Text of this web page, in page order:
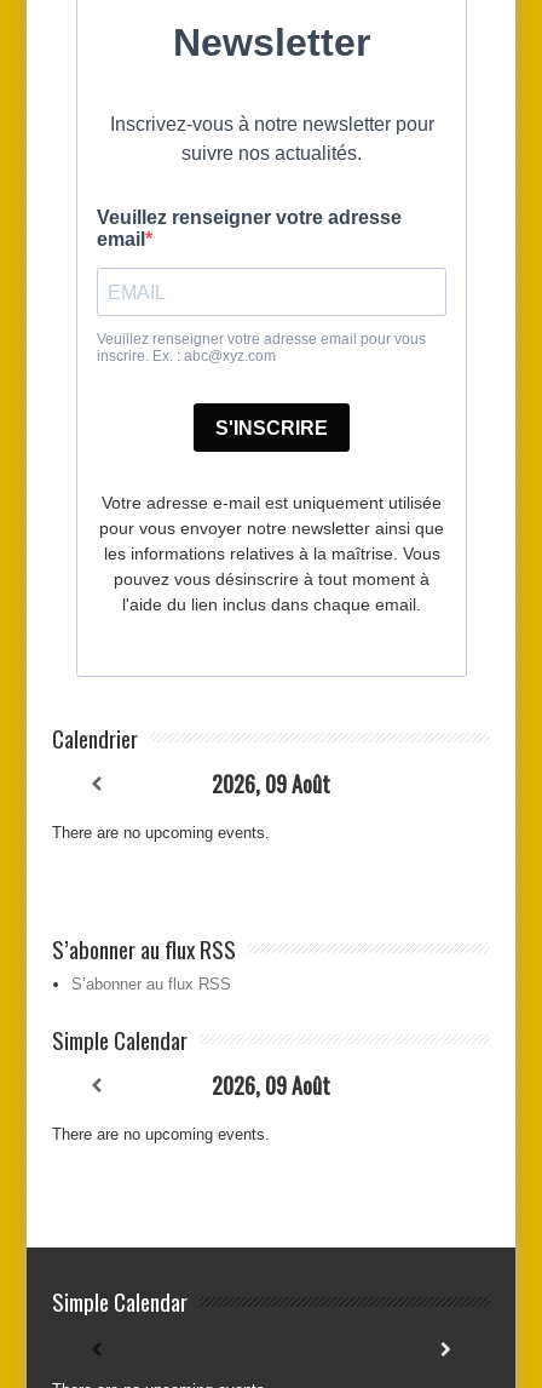
Calendrier
2026, 09 Août
There are no upcoming events.
S’abonner au flux RSS
S’abonner au flux RSS
Simple Calendar
2026, 09 Août
There are no upcoming events.
Simple Calendar